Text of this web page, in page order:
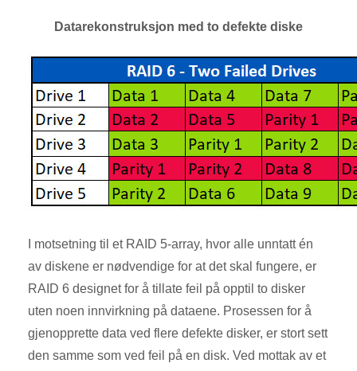
Datarekonstruksjon med to defekte diske
I motsetning til et RAID 5-array, hvor alle unntatt én
av diskene er nødvendige for at det skal fungere, er
RAID 6 designet for å tillate feil på opptil to disker
uten noen innvirkning på dataene. Prosessen for å
gjenopprette data ved flere defekte disker, er stort sett
den samme som ved feil på en disk. Ved mottak av et